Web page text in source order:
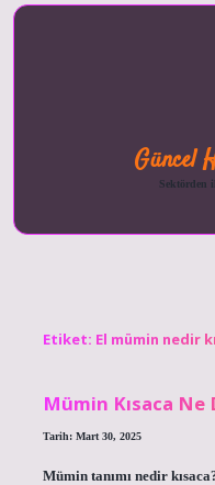
Güncel
Sektörden
Etiket: El mümin nedir
Mümin Kısaca Ne
Tarih: Mart 30, 2025
Mümin tanımı nedir